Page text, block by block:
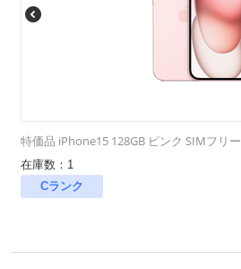
特価品 iPhone15 128GB ピンク SIMフリー
在庫数：1
Cランク